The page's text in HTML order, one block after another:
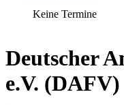
Keine Termine
Deutscher
e.V. (DAFV)